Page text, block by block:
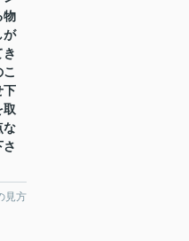
物
が
下
取
な
見方